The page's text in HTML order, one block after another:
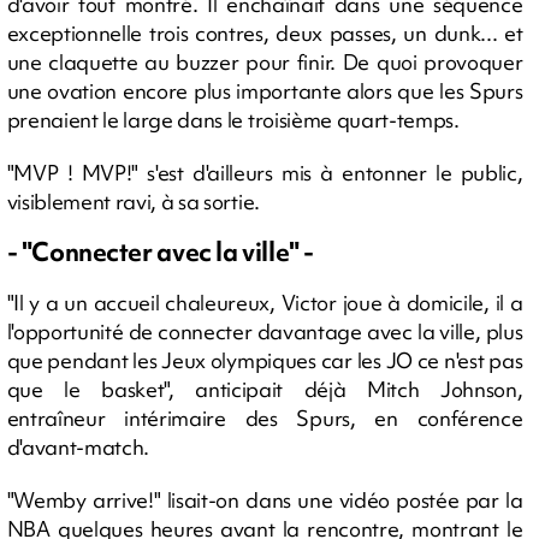
exceptionnelle trois contres, deux passes, un dunk... et
une claquette au buzzer pour finir. De quoi provoquer
une ovation encore plus importante alors que les Spurs
prenaient le large dans le troisième quart-temps.
"MVP ! MVP!" s'est d'ailleurs mis à entonner le public,
visiblement ravi, à sa sortie.
- "Connecter avec la ville" -
"Il y a un accueil chaleureux, Victor joue à domicile, il a
l'opportunité de connecter davantage avec la ville, plus
que pendant les Jeux olympiques car les JO ce n'est pas
que le basket", anticipait déjà Mitch Johnson,
entraîneur intérimaire des Spurs, en conférence
d'avant-match.
"Wemby arrive!" lisait-on dans une vidéo postée par la
NBA quelques heures avant la rencontre, montrant le